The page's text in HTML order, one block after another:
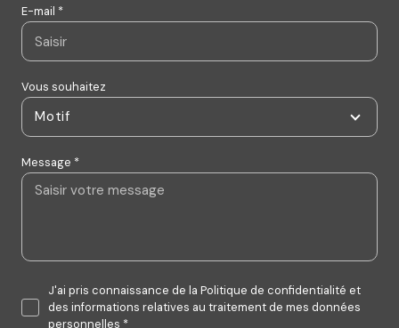
E-mail *
Vous souhaitez
Motif
Message *
J'ai pris connaissance de la Politique de confidentialité et
des informations relatives au traitement de mes données
personnelles *